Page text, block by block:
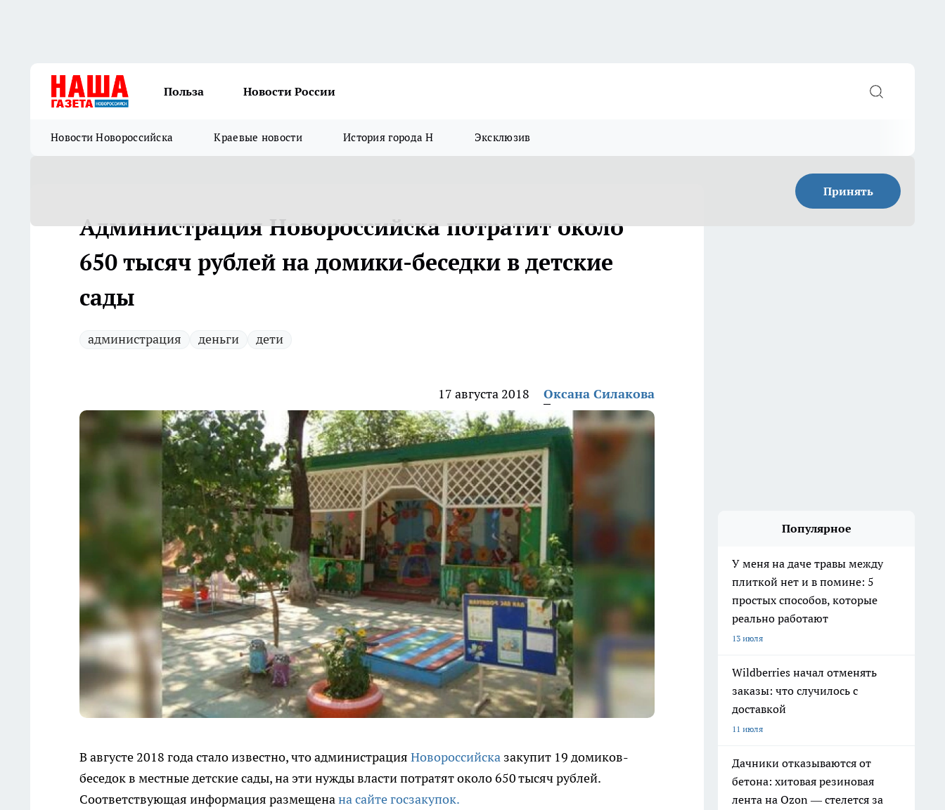
Польза Новости России
Новости Новороссийска Краевые новости История города Н Эксклюзив
Принять
Администрация Новороссийска потратит около
650 тысяч рублей на домики-беседки в детские
сады
администрация деньги дети
17 августа 2018 Оксана Силакова
В августе 2018 года стало известно, что администрация Новороссийска закупит 19 домиков-
беседок в местные детские сады, на эти нужды власти потратят около 650 тысяч рублей.
Соответствующая информация размещенана сайте госзакупок.
Популярное
У меня на даче травы между
плиткой нет и в помине: 5
простых способов, которые
реально работают
13 июля
Wildberries начал отменять
заказы: что случилось с
доставкой
11 июля
Дачники отказываются от
бетона: хитовая резиновая
лента на Ozon — стелется за